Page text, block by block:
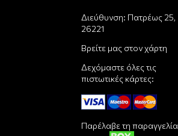
Διεύθυνση: Πατρέως 25,
26221
Βρείτε μας στον χάρτη
Δεχόμαστε όλες τις
πιστωτικές κάρτες:
Παρέλαβε τη παραγγελία